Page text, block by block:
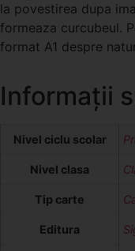
la povestirea dupa
formeaza curcubeul.
format A1 despre
Informații
Nivel ciclu scolar
Nivel clasa
Tip carte
Editura